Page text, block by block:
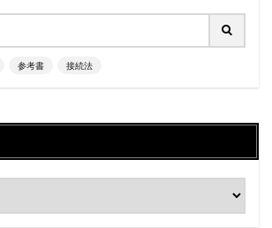
参考書 接続法